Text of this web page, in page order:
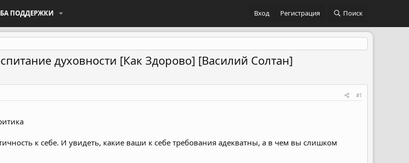
ПОДДЕРЖКИ Вход Регистрация Поиск
духовности [Как Здорово] [Василий Солтан]
#1
к себе. И увидеть, какие ваши к себе требования адекватны, а в чем вы слишком